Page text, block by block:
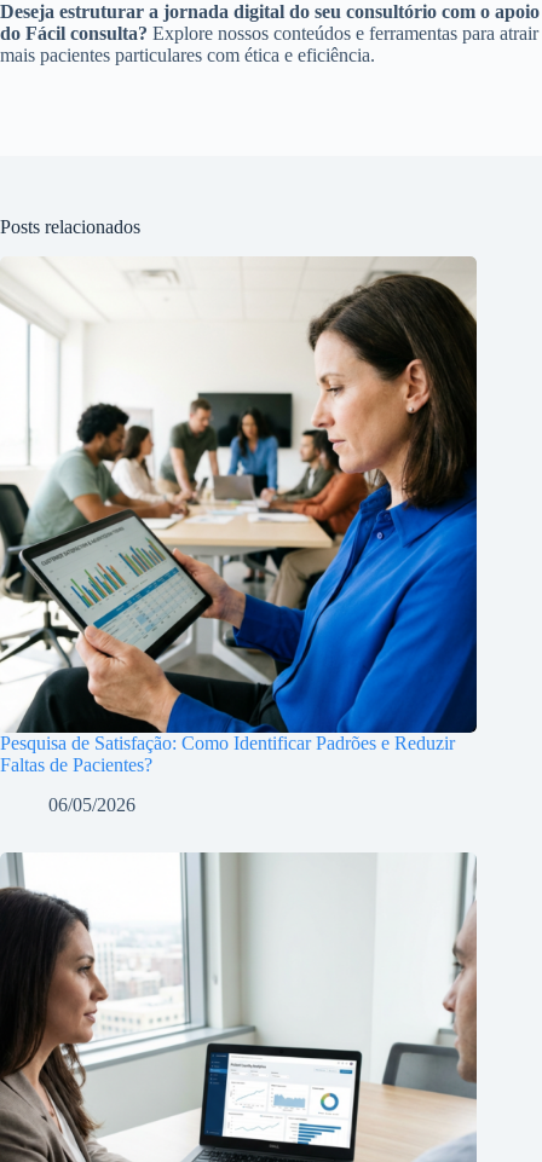
Deseja estruturar a jornada digital do seu consultório com o apoio
do Fácil consulta? Explore nossos conteúdos e ferramentas para atrair
mais pacientes particulares com ética e eficiência.
Posts relacionados
Pesquisa de Satisfação: Como Identificar Padrões e Reduzir
Faltas de Pacientes?
06/05/2026